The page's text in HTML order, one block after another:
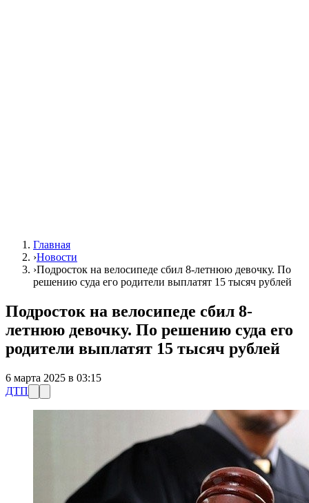
Главная
›Новости
›Подросток на велосипеде сбил 8-летнюю девочку. По
решению суда его родители выплатят 15 тысяч рублей
Подросток на велосипеде сбил 8-
летнюю девочку. По решению суда его
родители выплатят 15 тысяч рублей
6 марта 2025 в 03:15
ДТП